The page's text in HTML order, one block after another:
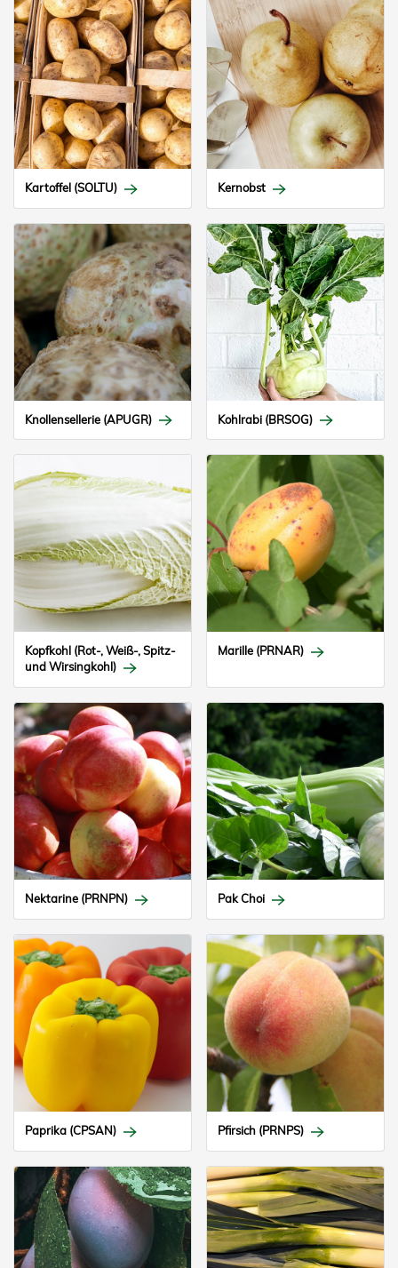
Kartoffel (SOLTU) Kernobst
Knollensellerie (APUGR) Kohlrabi (BRSOG)
Kopfkohl (Rot-, Weiß-, Spitz-
und Wirsingkohl)
Marille (PRNAR)
Nektarine (PRNPN) Pak Choi
Paprika (CPSAN) Pfirsich (PRNPS)